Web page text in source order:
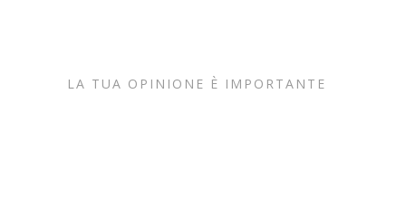
LA TUA OPINIONE È IMPORTANTE